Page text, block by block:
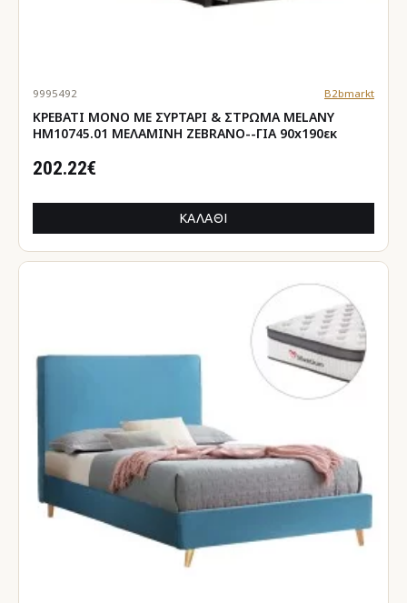
9995492 B2bmarkt
ΚΡΕΒΑΤΙ ΜΟΝΟ ΜΕ ΣΥΡΤΑΡΙ & ΣΤΡΩΜΑ MELANY
HM10745.01 ΜΕΛΑΜΙΝΗ ZEBRANO--ΓΙΑ 90x190εκ
202.22€
ΚΑΛΆΘΙ